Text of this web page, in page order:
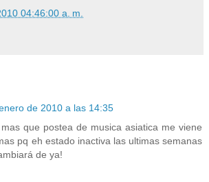
04:46:00 a. m.
de 2010 a las 14:35
que postea de musica asiatica me viene
pq eh estado inactiva las ultimas semanas
de ya!